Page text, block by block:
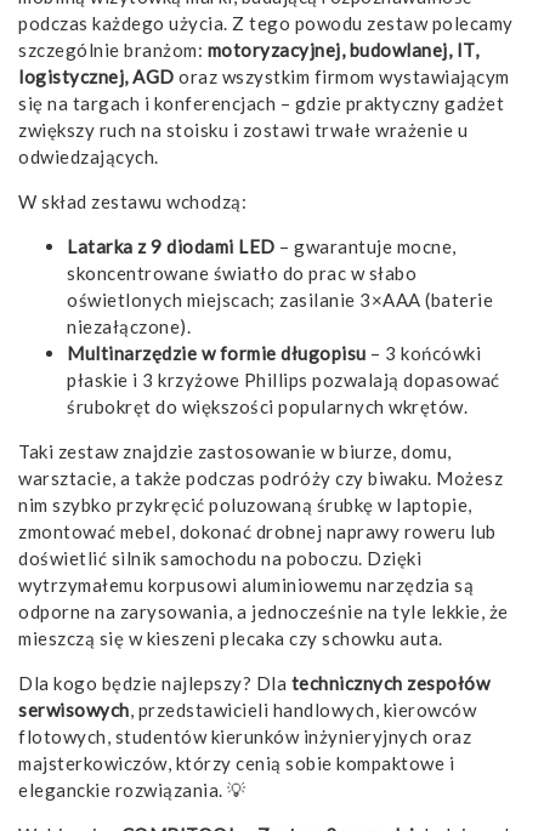
podczas każdego użycia. Z tego powodu zestaw polecamy
szczególnie branżom: motoryzacyjnej, budowlanej, IT,
logistycznej, AGD oraz wszystkim firmom wystawiającym
się na targach i konferencjach – gdzie praktyczny gadżet
zwiększy ruch na stoisku i zostawi trwałe wrażenie u
odwiedzających.
W skład zestawu wchodzą:
Latarka z 9 diodami LED – gwarantuje mocne,
skoncentrowane światło do prac w słabo
oświetlonych miejscach; zasilanie 3×AAA (baterie
niezałączone).
Multinarzędzie w formie długopisu – 3 końcówki
płaskie i 3 krzyżowe Phillips pozwalają dopasować
śrubokręt do większości popularnych wkrętów.
Taki zestaw znajdzie zastosowanie w biurze, domu,
warsztacie, a także podczas podróży czy biwaku. Możesz
nim szybko przykręcić poluzowaną śrubkę w laptopie,
zmontować mebel, dokonać drobnej naprawy roweru lub
doświetlić silnik samochodu na poboczu. Dzięki
wytrzymałemu korpusowi aluminiowemu narzędzia są
odporne na zarysowania, a jednocześnie na tyle lekkie, że
mieszczą się w kieszeni plecaka czy schowku auta.
Dla kogo będzie najlepszy? Dla technicznych zespołów
serwisowych, przedstawicieli handlowych, kierowców
flotowych, studentów kierunków inżynieryjnych oraz
majsterkowiczów, którzy cenią sobie kompaktowe i
eleganckie rozwiązania. 💡